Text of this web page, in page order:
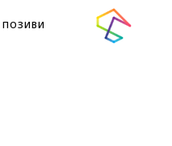
ПОЗИВИ